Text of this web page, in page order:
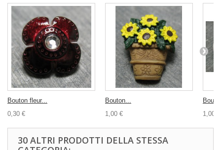
Bouton fleur...
0,30 €
Bouton...
1,00 €
1,00 €
30 ALTRI PRODOTTI DELLA STESSA